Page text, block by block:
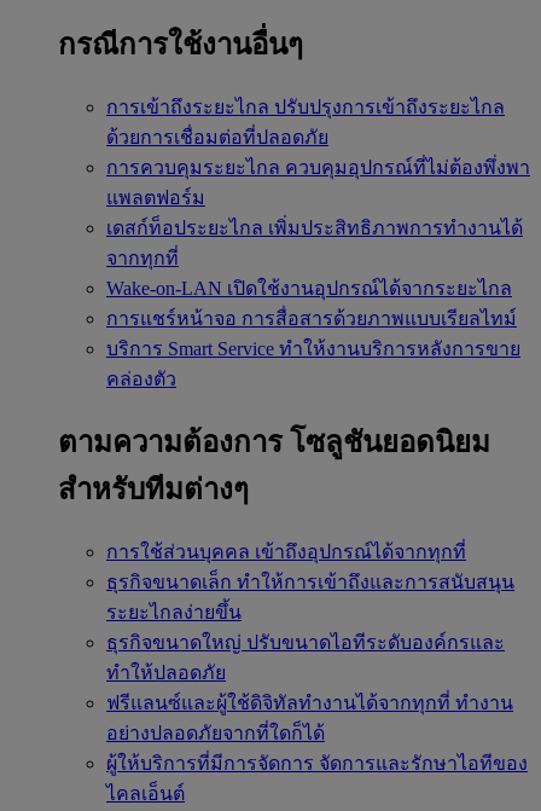
กรณีการใช้งานอื่นๆ
การเข้าถึงระยะไกล ปรับปรุงการเข้าถึงระยะไกล
ด้วยการเชื่อมต่อที่ปลอดภัย
การควบคุมระยะไกล ควบคุมอุปกรณ์ที่ไม่ต้องพึ่งพา
แพลตฟอร์ม
เดสก์ท็อประยะไกล เพิ่มประสิทธิภาพการทำงานได้
จากทุกที่
Wake-on-LAN เปิดใช้งานอุปกรณ์ได้จากระยะไกล
การแชร์หน้าจอ การสื่อสารด้วยภาพแบบเรียลไทม์
บริการ Smart Service ทำให้งานบริการหลังการขาย
คล่องตัว
ตามความต้องการ โซลูชันยอดนิยม
สำหรับทีมต่างๆ
การใช้ส่วนบุคคล เข้าถึงอุปกรณ์ได้จากทุกที่
ธุรกิจขนาดเล็ก ทำให้การเข้าถึงและการสนับสนุน
ระยะไกลง่ายขึ้น
ธุรกิจขนาดใหญ่ ปรับขนาดไอทีระดับองค์กรและ
ทำให้ปลอดภัย
ฟรีแลนซ์และผู้ใช้ดิจิทัลทำงานได้จากทุกที่ ทำงาน
อย่างปลอดภัยจากที่ใดก็ได้
ผู้ให้บริการที่มีการจัดการ จัดการและรักษาไอทีของ
ไคลเอ็นต์